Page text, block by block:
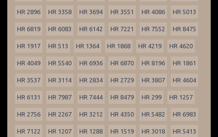
HR 2896 HR 3358 HR 3694 HR 3551 HR 4086 HR 5013
HR 6819 HR 6083 HR 6142 HR 7221 HR 7552 HR 8475
HR 1917 HR 513 HR 1364 HR 1868 HR 4219 HR 4620
HR 4049 HR 5540 HR 6936 HR 6870 HR 8196 HR 1861
HR 3537 HR 3114 HR 2834 HR 2729 HR 3807 HR 4604
HR 6131 HR 7987 HR 7444 HR 8479 HR 299 HR 1257
HR 2756 HR 2267 HR 3212 HR 4350 HR 5482 HR 6983
HR 7122 HR 1207 HR 1288 HR 1519 HR 3018 HR 5413